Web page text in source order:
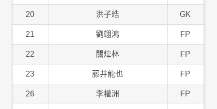
20 洪子皓 GK
21 劉翊鴻 FP
22 關煒林 FP
23 藤井龍也 FP
26 李權洲 FP